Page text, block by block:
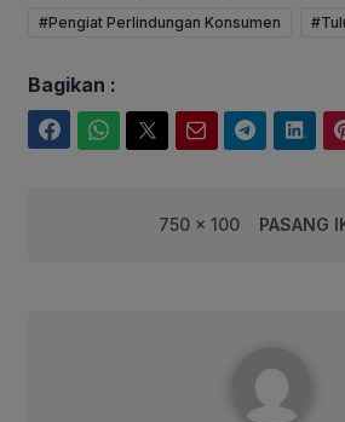
#Pengiat Perlindungan Konsumen
Bagikan :
750 x 100 PASANG